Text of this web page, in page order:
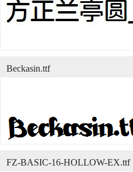
Beckasin.ttf
FZ-BASIC-16-HOLLOW-EX.ttf